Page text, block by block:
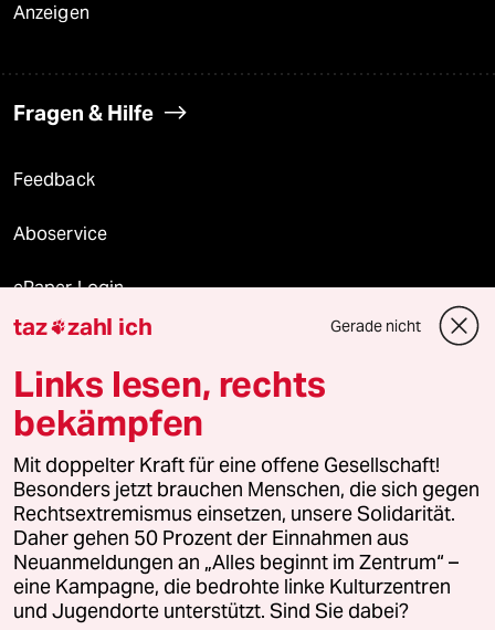
Anzeigen
Fragen & Hilfe
Feedback
Aboservice
ePaper Login
Downloads für Abonnierende
© 2026 taz Verlags und Vertriebs GmbH
Alle Rechte vorbehalten. Bei rechtlichen Fragen oder für Genehmigungen
wenden Sie sich bitte an
lizenzen@taz.de
Feedback Redaktionsstatut Kommune-Richtlinien
Leitlinie Informant Datenschutz Impressum AGB
taz zahl ich Gerade nicht
Links lesen, rechts
bekämpfen
Mit doppelter Kraft für eine offene Gesellschaft!
Besonders jetzt brauchen Menschen, die sich gegen
Rechtsextremismus einsetzen, unsere Solidarität.
Daher gehen 50 Prozent der Einnahmen aus
Neuanmeldungen an „Alles beginnt im Zentrum“ –
eine Kampagne, die bedrohte linke Kulturzentren
und Jugendorte unterstützt. Sind Sie dabei?